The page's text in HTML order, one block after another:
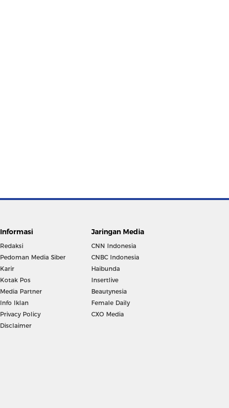
Informasi
Redaksi
Pedoman Media Siber
Karir
Kotak Pos
Media Partner
Info Iklan
Privacy Policy
Disclaimer
Jaringan Media
CNN Indonesia
CNBC Indonesia
Haibunda
Insertlive
Beautynesia
Female Daily
CXO Media